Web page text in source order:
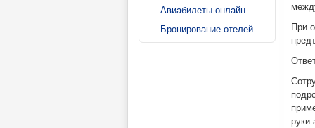
При
руки
Авиабилеты онлайн
Бронирование отелей